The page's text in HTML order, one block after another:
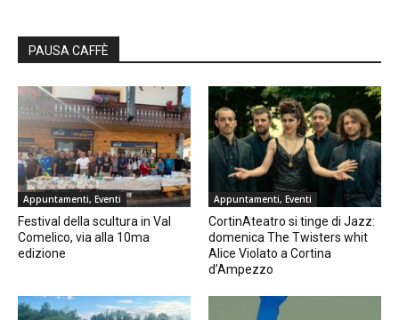
PAUSA CAFFÈ
Appuntamenti, Eventi
Festival della scultura in Val
Comelico, via alla 10ma
edizione
Appuntamenti, Eventi
CortinAteatro si tinge di Jazz:
domenica The Twisters whit
Alice Violato a Cortina
d’Ampezzo